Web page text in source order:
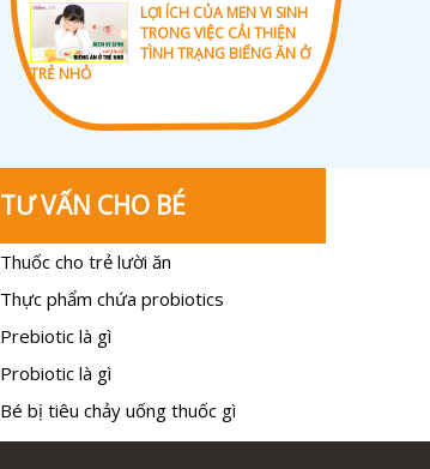
LỢI ÍCH CỦA MEN VI SINH
TRONG VIỆC CẢI THIỆN
TÌNH TRẠNG BIẾNG ĂN Ở
TRẺ NHỎ
TƯ VẤN CHO BÉ
Thuốc cho trẻ lười ăn
Thực phẩm chứa probiotics
Prebiotic là gì
Probiotic là gì
Bé bị tiêu chảy uống thuốc gì